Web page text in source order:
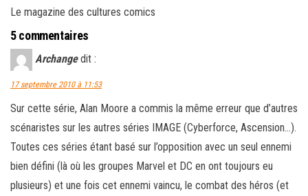
Le magazine des cultures comics
5 commentaires
Archange dit :
17 septembre 2010 à 11:53
Sur cette série, Alan Moore a commis la même erreur que d’autres
scénaristes sur les autres séries IMAGE (Cyberforce, Ascension…).
Toutes ces séries étant basé sur l’opposition avec un seul ennemi
bien défini (là où les groupes Marvel et DC en ont toujours eu
plusieurs) et une fois cet ennemi vaincu, le combat des héros (et